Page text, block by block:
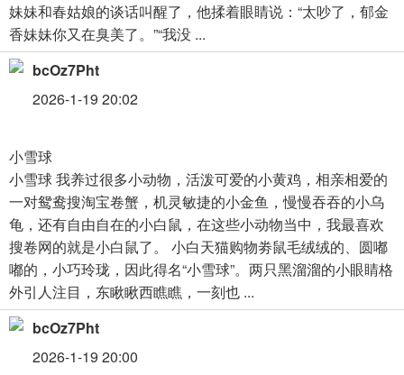
妹妹和春姑娘的谈话叫醒了，他揉着眼睛说：“太吵了，郁金
香妹妹你又在臭美了。”“我没 ...
bcOz7Pht
2026-1-19 20:02
小雪球
小雪球 我养过很多小动物，活泼可爱的小黄鸡，相亲相爱的
一对鸳鸯搜淘宝卷蟹，机灵敏捷的小金鱼，慢慢吞吞的小乌
龟，还有自由自在的小白鼠，在这些小动物当中，我最喜欢
搜卷网的就是小白鼠了。 小白天猫购物劵鼠毛绒绒的、圆嘟
嘟的，小巧玲珑，因此得名“小雪球”。两只黑溜溜的小眼睛格
外引人注目，东瞅瞅西瞧瞧，一刻也 ...
bcOz7Pht
2026-1-19 20:00